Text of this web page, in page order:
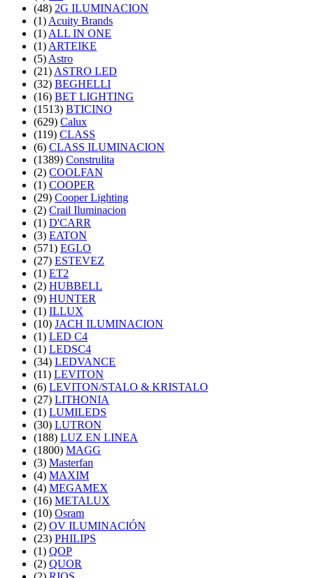
(48) 2G ILUMINACION
(1) Acuity Brands
(1) ALL IN ONE
(1) ARTEIKE
(5) Astro
(21) ASTRO LED
(32) BEGHELLI
(16) BET LIGHTING
(1513) BTICINO
(629) Calux
(119) CLASS
(6) CLASS ILUMINACION
(1389) Construlita
(2) COOLFAN
(1) COOPER
(29) Cooper Lighting
(2) Crail Iluminacion
(1) D'CARR
(3) EATON
(571) EGLO
(27) ESTEVEZ
(1) ET2
(2) HUBBELL
(9) HUNTER
(1) ILLUX
(10) JACH ILUMINACION
(1) LED C4
(1) LEDSC4
(34) LEDVANCE
(11) LEVITON
(6) LEVITON/STALO & KRISTALO
(27) LITHONIA
(1) LUMILEDS
(30) LUTRON
(188) LUZ EN LINEA
(1800) MAGG
(3) Masterfan
(4) MAXIM
(4) MEGAMEX
(16) METALUX
(10) Osram
(2) OV ILUMINACIÓN
(23) PHILIPS
(1) QOP
(2) QUOR